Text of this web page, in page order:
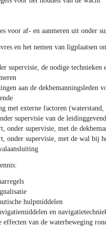
voor af- en aanmeren uit onder
en het nemen van ligplaatsen
supervisie, de nodige
aan de dekbemanningsleden
met externe factoren
supervisie van de
onder supervisie, met de
onder supervisie, met de wal bij
hulpmiddelen
en
effecten van de waterbeweging